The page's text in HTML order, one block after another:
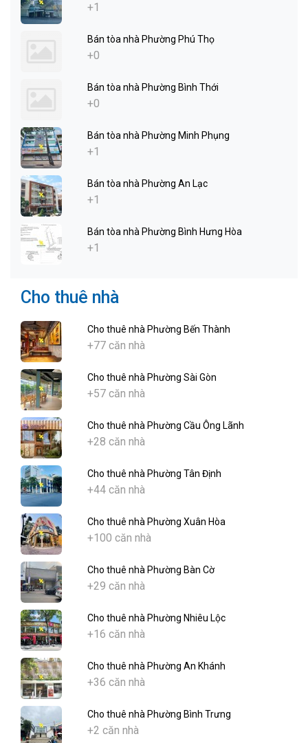
+1
Bán tòa nhà Phường Phú Thọ
+0
Bán tòa nhà Phường Bình Thới
+0
Bán tòa nhà Phường Minh Phụng
+1
Bán tòa nhà Phường An Lạc
+1
Bán tòa nhà Phường Bình Hưng Hòa
+1
Cho thuê nhà
Cho thuê nhà Phường Bến Thành
+77 căn nhà
Cho thuê nhà Phường Sài Gòn
+57 căn nhà
Cho thuê nhà Phường Cầu Ông Lãnh
+28 căn nhà
Cho thuê nhà Phường Tân Định
+44 căn nhà
Cho thuê nhà Phường Xuân Hòa
+100 căn nhà
Cho thuê nhà Phường Bàn Cờ
+29 căn nhà
Cho thuê nhà Phường Nhiêu Lộc
+16 căn nhà
Cho thuê nhà Phường An Khánh
+36 căn nhà
Cho thuê nhà Phường Bình Trưng
+2 căn nhà